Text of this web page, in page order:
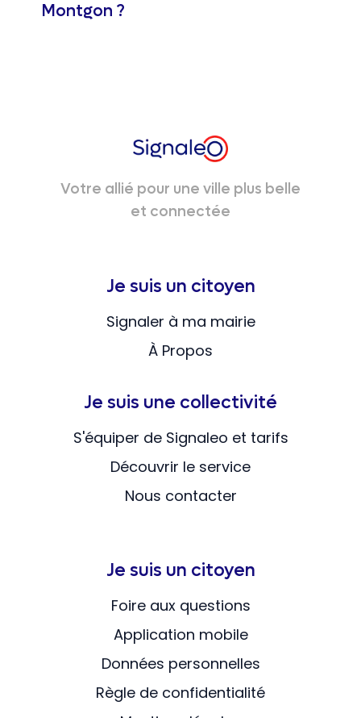
Montgon ?
Votre allié pour une ville plus belle
et connectée
Je suis un citoyen
Signaler à ma mairie
À Propos
Je suis une collectivité
S'équiper de Signaleo et tarifs
Découvrir le service
Nous contacter
Je suis un citoyen
Foire aux questions
Application mobile
Données personnelles
Règle de confidentialité